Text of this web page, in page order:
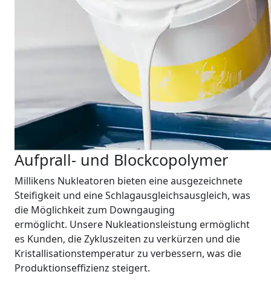
Aufprall- und Blockcopolymer
Millikens Nukleatoren bieten eine ausgezeichnete
Steifigkeit und eine Schlagausgleichsausgleich, was
die Möglichkeit zum Downgauging
ermöglicht. Unsere Nukleationsleistung ermöglicht
es Kunden, die Zykluszeiten zu verkürzen und die
Kristallisationstemperatur zu verbessern, was die
Produktionseffizienz steigert.